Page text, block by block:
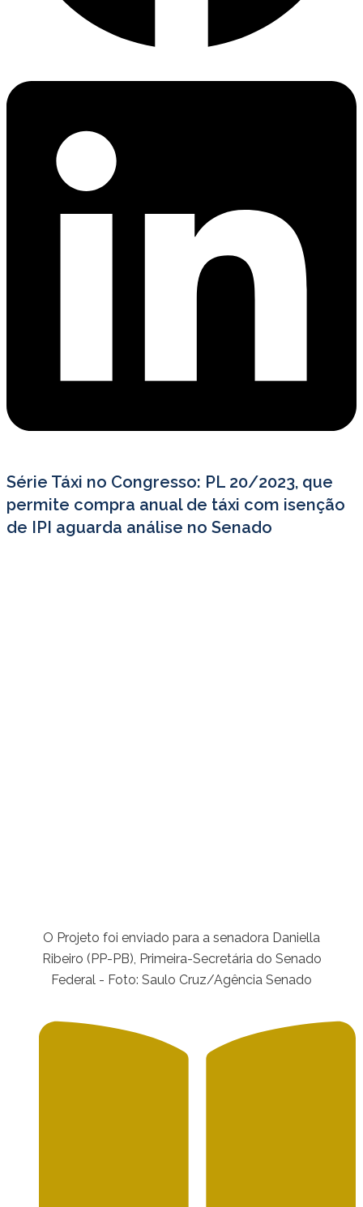
Série Táxi no Congresso: PL 20/2023, que
permite compra anual de táxi com isenção
de IPI aguarda análise no Senado
O Projeto foi enviado para a senadora Daniella
Ribeiro (PP-PB), Primeira-Secretária do Senado
Federal - Foto: Saulo Cruz/Agência Senado